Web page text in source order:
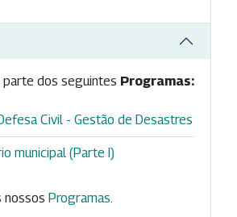
dos seguintes Programas:
Civil - Gestão de Desastres
municipal (Parte I)
nossos Programas